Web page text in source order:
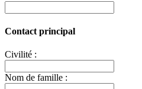
Contact principal
Civilité :
Nom de famille :